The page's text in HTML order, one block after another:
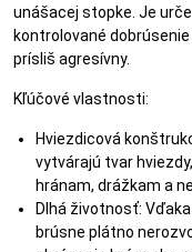
unášacej stopke. Je
kontrolované
prísliš agresívny.
Kľúčové vlastnosti:
Hviezdicová
vytvárajú tvar
hránam, drážkam a
Dlhá životnosť:
brúsne plátno